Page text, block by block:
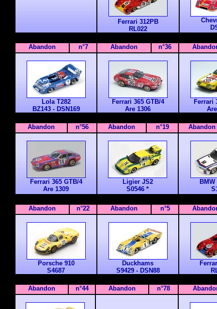
Ferrari 312PB
RL022
Abandon n°7 Abandon n°36
Lola T282
BZ143 - DSN169
Ferrari 365 GTB/4
Are 1306
Ferrari
Abandon n°56 Abandon n°19 Abandon
Ferrari 365 GTB/4
Are 1309
Ligier JS2
S0546 *
Abandon n°22 Abandon n°5
Porsche910
S4687
Duckhams
S9429 - DSN88
Abandon n°44 Abandon n°78